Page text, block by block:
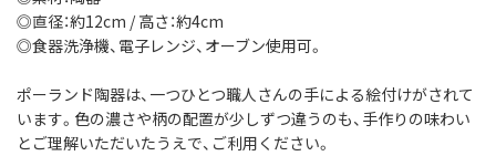
◎直径：約12cm / 高さ：約4cm
◎食器洗浄機、電子レンジ、オーブン使用可。
ポーランド陶器は、一つひとつ職人さんの手による絵付けがされて
います。色の濃さや柄の配置が少しずつ違うのも、手作りの味わい
とご理解いただいたうえで、ご利用ください。